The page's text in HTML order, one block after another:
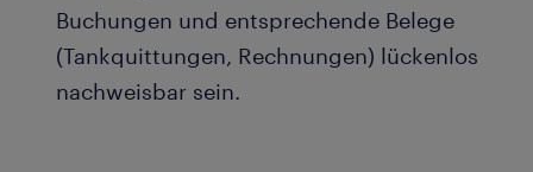
Buchungen und entsprechende Belege
(Tankquittungen, Rechnungen) lückenlos
nachweisbar sein.